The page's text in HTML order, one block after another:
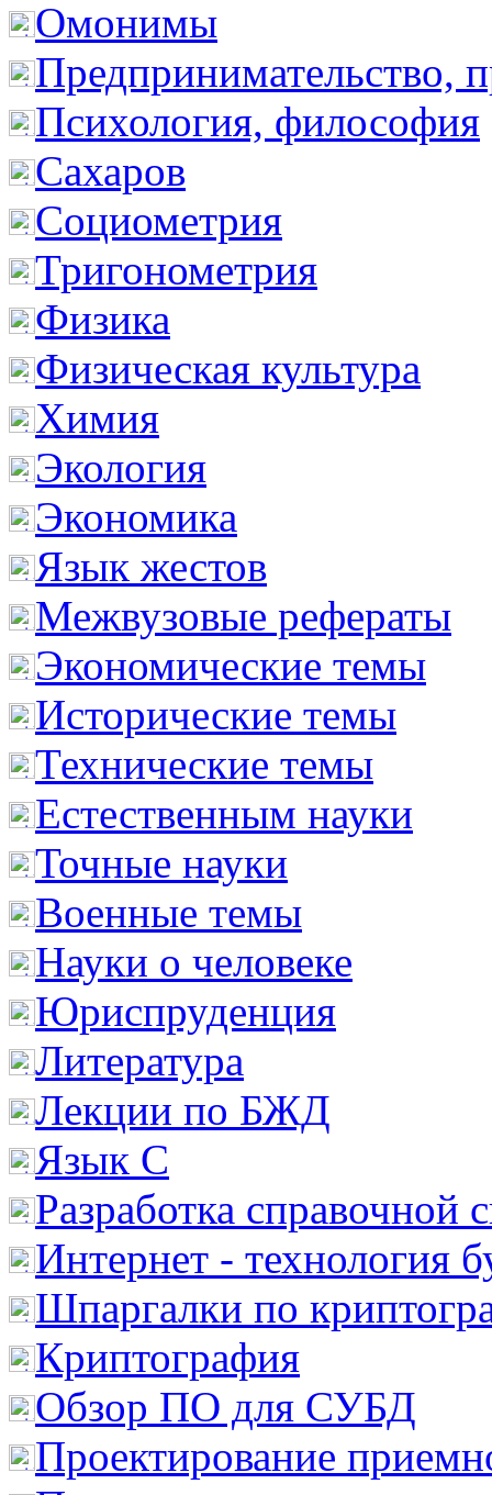
Омонимы
Предпринимательство,
Психология, философия
Сахаров
Социометрия
Тригонометрия
Физика
Физическая культура
Химия
Экология
Экономика
Язык жестов
Межвузовые рефераты
Экономические темы
Исторические темы
Технические темы
Естественным науки
Точные науки
Военные темы
Науки о человеке
Юриспруденция
Литература
Лекции по БЖД
Язык С
Разработка справочной
Интернет - технология
Шпаргалки по
Криптография
Обзор ПО для СУБД
Проектирование